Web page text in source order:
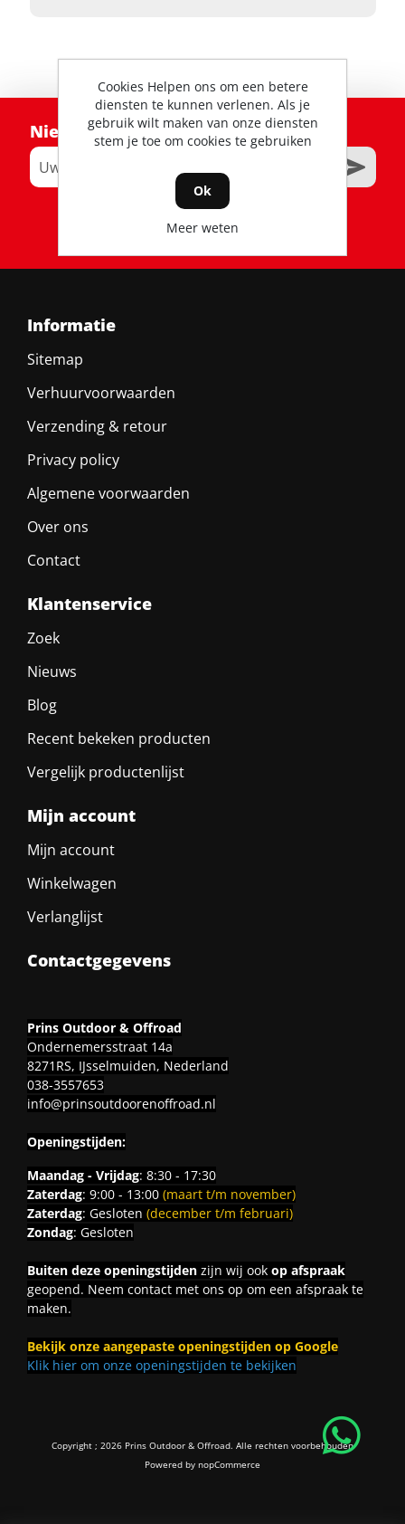
Nieuwsbrief
RSS
Informatie
Sitemap
Verhuurvoorwaarden
Verzending & retour
Privacy policy
Algemene voorwaarden
Over ons
Contact
Klantenservice
Zoek
Nieuws
Blog
Recent bekeken producten
Vergelijk productenlijst
Mijn account
Mijn account
Winkelwagen
Verlanglijst
Contactgegevens
Prins Outdoor & Offroad
Ondernemersstraat 14a
8271RS, IJsselmuiden, Nederland
038-3557653
info@prinsoutdoorenoffroad.nl
Openingstijden:
Maandag - Vrijdag: 8:30 - 17:30
Zaterdag: 9:00 - 13:00 (maart t/m november)
Zaterdag: Gesloten (december t/m februari)
Zondag: Gesloten
Buiten deze openingstijdenzijn wij ook op afspraak
geopend. Neem contact met ons op om een afspraak te
maken.
Bekijk onze aangepaste openingstijden op Google
Klik hier om onze openingstijden te bekijken
Copyright ; 2026 Prins Outdoor & Offroad. Alle rechten voorbehouden
Powered by nopCommerce
Cookies Helpen ons om een betere
diensten te kunnen verlenen. Als je
gebruik wilt maken van onze diensten
stem je toe om cookies te gebruiken
Ok
Meer weten